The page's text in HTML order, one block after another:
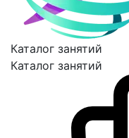
Каталог занятий
Каталог занятий